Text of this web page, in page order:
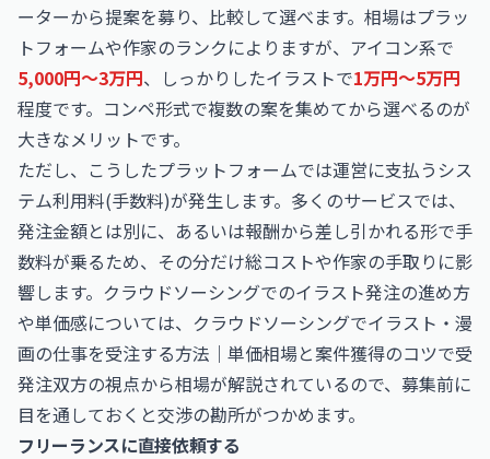
ーターから提案を募り、比較して選べます。相場はプラッ
トフォームや作家のランクによりますが、アイコン系で
5,000円〜3万円、しっかりしたイラストで1万円〜5万円
程度です。コンペ形式で複数の案を集めてから選べるのが
大きなメリットです。
ただし、こうしたプラットフォームでは運営に支払うシス
テム利用料(手数料)が発生します。多くのサービスでは、
発注金額とは別に、あるいは報酬から差し引かれる形で手
数料が乗るため、その分だけ総コストや作家の手取りに影
響します。クラウドソーシングでのイラスト発注の進め方
や単価感については、 クラウドソーシングでイラスト・漫
画の仕事を受注する方法｜単価相場と案件獲得のコツで受
発注双方の視点から相場が解説されているので、募集前に
目を通しておくと交渉の勘所がつかめます。
フリーランスに直接依頼する